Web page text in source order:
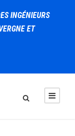
INGÉNIEURS
ET